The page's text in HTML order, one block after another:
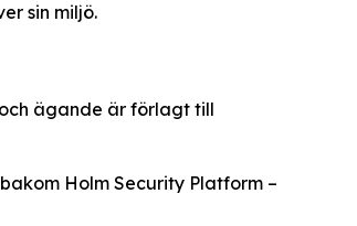
sin miljö.
ägande är förlagt till
Holm Security Platform –